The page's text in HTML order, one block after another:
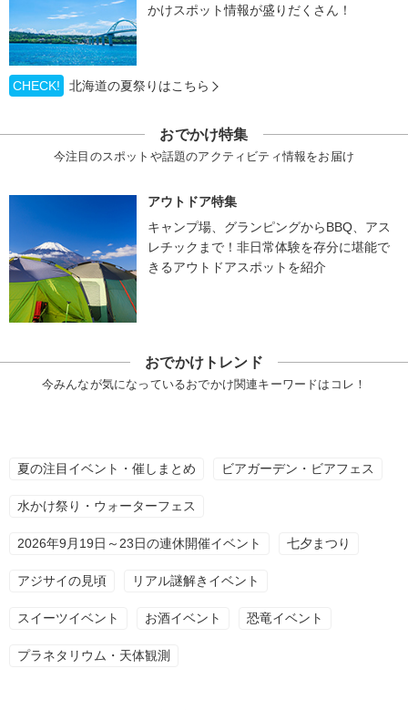
かけスポット情報が盛りだくさん！
CHECK! 北海道の夏祭りはこちら
おでかけ特集
今注目のスポットや話題のアクティビティ情報をお届け
アウトドア特集
キャンプ場、グランピングからBBQ、アス
レチックまで！非日常体験を存分に堪能で
きるアウトドアスポットを紹介
おでかけトレンド
今みんなが気になっているおでかけ関連キーワードはコレ！
夏の注目イベント・催しまとめ ビアガーデン・ビアフェス
水かけ祭り・ウォーターフェス
2026年9月19日～23日の連休開催イベント 七夕まつり
アジサイの見頃 リアル謎解きイベント
スイーツイベント お酒イベント 恐竜イベント
プラネタリウム・天体観測